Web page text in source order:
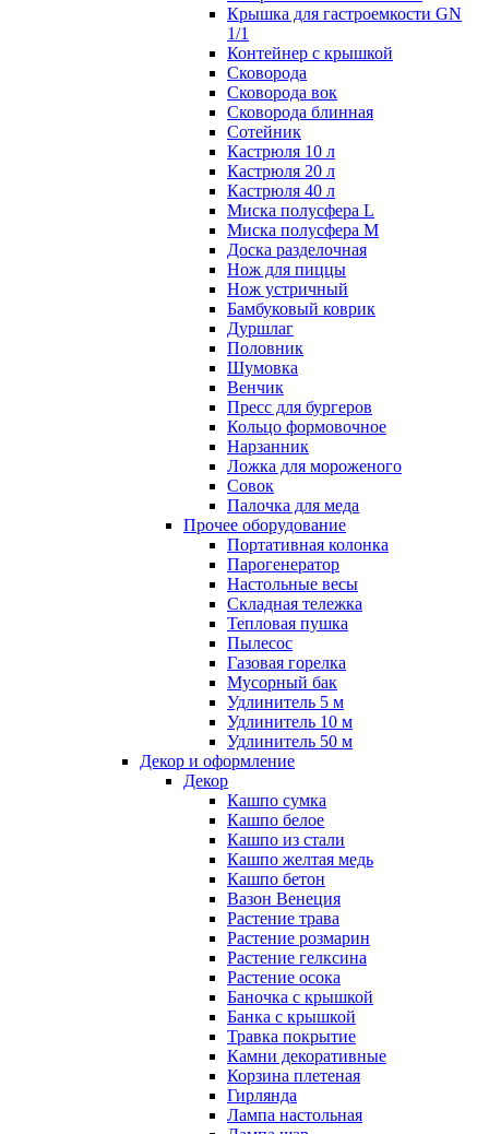
Крышка для гастроемкости GN
1/1
Контейнер с крышкой
Сковорода
Сковорода вок
Сковорода блинная
Сотейник
Кастрюля 10 л
Кастрюля 20 л
Кастрюля 40 л
Миска полусфера L
Миска полусфера M
Доска разделочная
Нож для пиццы
Нож устричный
Бамбуковый коврик
Дуршлаг
Половник
Шумовка
Венчик
Пресс для бургеров
Кольцо формовочное
Нарзанник
Ложка для мороженого
Совок
Палочка для меда
Прочее оборудование
Портативная колонка
Парогенератор
Настольные весы
Складная тележка
Тепловая пушка
Пылесос
Газовая горелка
Мусорный бак
Удлинитель 5 м
Удлинитель 10 м
Удлинитель 50 м
Декор и оформление
Декор
Кашпо сумка
Кашпо белое
Кашпо из стали
Кашпо желтая медь
Кашпо бетон
Вазон Венеция
Растение трава
Растение розмарин
Растение гелксина
Растение осока
Баночка с крышкой
Банка с крышкой
Травка покрытие
Камни декоративные
Корзина плетеная
Гирлянда
Лампа настольная